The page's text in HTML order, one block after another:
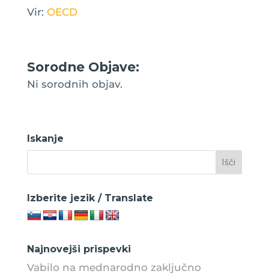
Vir: OECD
Sorodne Objave:
Ni sorodnih objav.
Iskanje
Izberite jezik / Translate
Najnovejši prispevki
Vabilo na mednarodno zaključno